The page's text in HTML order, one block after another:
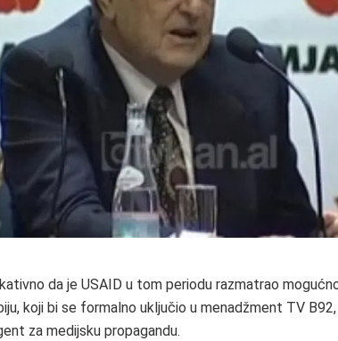
da je USAID u tom periodu razmatrao
koji bi se formalno uključio u menadžment TV
za medijsku propagandu.